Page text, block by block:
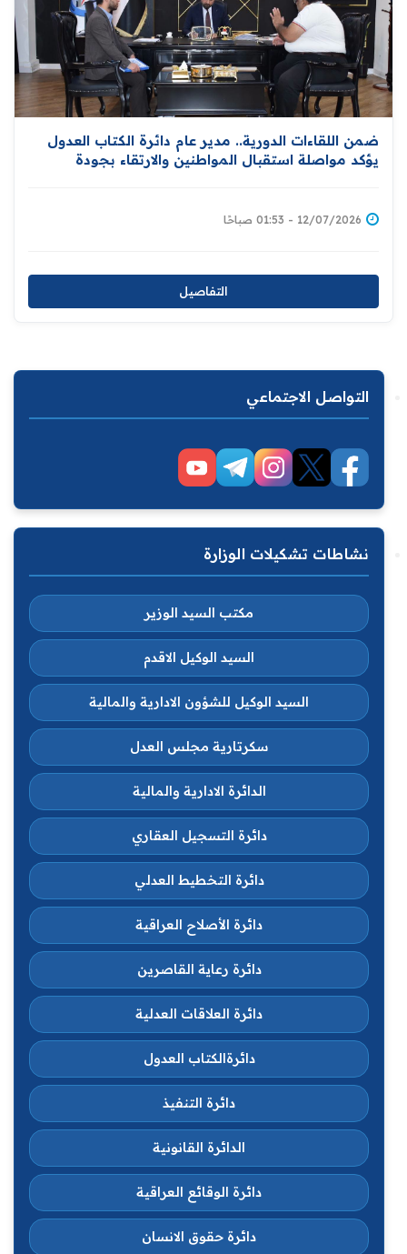
ضمن اللقاءات الدورية.. مدير عام دائرة الكتاب العدول
يؤكد مواصلة استقبال المواطنين والارتقاء بجودة
12/07/2026 - 01:53 صباحًا
التفاصيل
التواصل الاجتماعي
نشاطات تشكيلات الوزارة
مكتب السيد الوزير
السيد الوكيل الاقدم
السيد الوكيل للشؤون الادارية والمالية
سكرتارية مجلس العدل
الدائرة الادارية والمالية
دائرة التسجيل العقاري
دائرة التخطيط العدلي
دائرة الأصلاح العراقية
دائرة رعاية القاصرين
دائرة العلاقات العدلية
دائرةالكتاب العدول
دائرة التنفيذ
الدائرة القانونية
دائرة الوقائع العراقية
دائرة حقوق الانسان